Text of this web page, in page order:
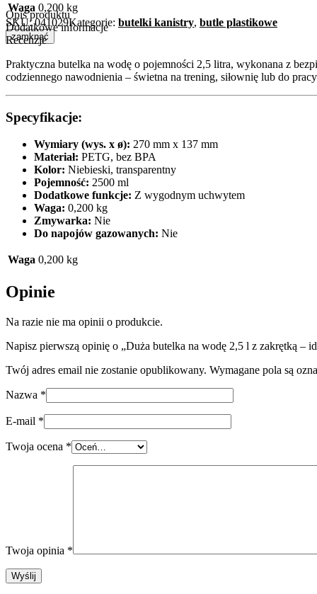
Waga 0,200 kg
SKU:041029Kategorie: butelki kanistry, butle plastikowe
zamknąć
Opis produktu
Dodatkowe informacje
Recenzje
Praktyczna butelka na wodę o pojemności 2,5 litra, wykonana z
codziennego nawodnienia – świetna na trening, siłownię lub do
Specyfikacje:
Wymiary (wys. x ø): 270 mm x 137 mm
Materiał: PETG, bez BPA
Kolor: Niebieski, transparentny
Pojemność: 2500 ml
Dodatkowe funkcje: Z wygodnym uchwytem
Waga: 0,200 kg
Zmywarka: Nie
Do napojów gazowanych: Nie
Waga 0,200 kg
Opinie
Na razie nie ma opinii o produkcie.
Napisz pierwszą opinię o „Duża butelka na wodę 2,5 l z zakrętką –
Twój adres email nie zostanie opublikowany. Wymagane pola są
Nazwa *
E-mail *
Twoja ocena *
Twoja opinia *